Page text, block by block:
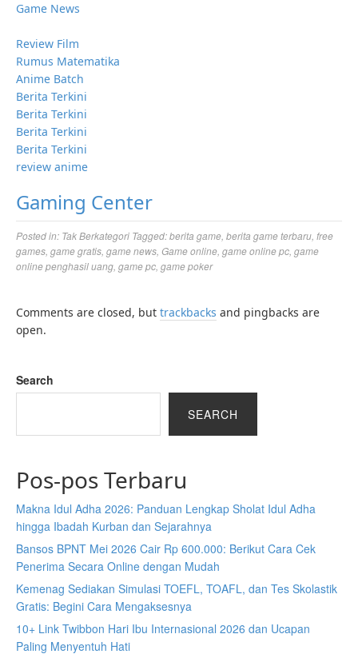
Game News
Review Film
Rumus Matematika
Anime Batch
Berita Terkini
Berita Terkini
Berita Terkini
Berita Terkini
review anime
Gaming Center
Posted in: Tak Berkategori Tagged:berita game berita game terbaru free
games game gratis game news Game online game online pc game
online penghasil uang game pc game poker
Comments are closed, but trackbacks and pingbacks are
open.
Search
SEARCH
Pos-pos Terbaru
Makna Idul Adha 2026: Panduan Lengkap Sholat Idul Adha
hingga Ibadah Kurban dan Sejarahnya
Bansos BPNT Mei 2026 Cair Rp 600.000: Berikut Cara Cek
Penerima Secara Online dengan Mudah
Kemenag Sediakan Simulasi TOEFL, TOAFL, dan Tes Skolastik
Gratis: Begini Cara Mengaksesnya
10+ Link Twibbon Hari Ibu Internasional 2026 dan Ucapan
Paling Menyentuh Hati